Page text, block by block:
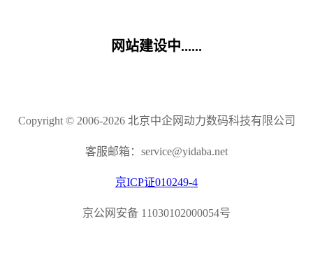
网站建设中......
Copyright © 2006-2026 北京中企网动力数码科技有限公司
客服邮箱：service@yidaba.net
京ICP证010249-4
京公网安备 11030102000054号